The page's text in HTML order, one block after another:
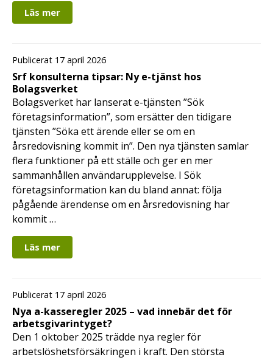
Läs mer
Publicerat 17 april 2026
Srf konsulterna tipsar: Ny e-tjänst hos
Bolagsverket
Bolagsverket har lanserat e-tjänsten ”Sök
företagsinformation”, som ersätter den tidigare
tjänsten ”Söka ett ärende eller se om en
årsredovisning kommit in”. Den nya tjänsten samlar
flera funktioner på ett ställe och ger en mer
sammanhållen användarupplevelse. I Sök
företagsinformation kan du bland annat: följa
pågående ärendense om en årsredovisning har
kommit …
Läs mer
Publicerat 17 april 2026
Nya a-kasseregler 2025 – vad innebär det för
arbetsgivarintyget?
Den 1 oktober 2025 trädde nya regler för
arbetslöshetsförsäkringen i kraft. Den största